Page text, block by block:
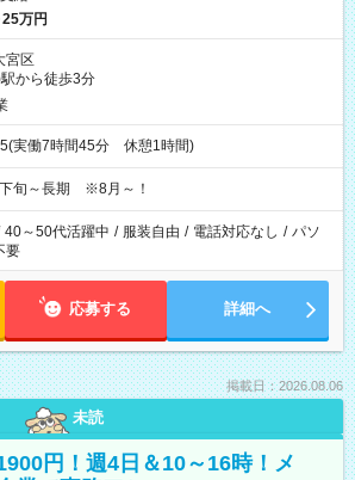
万円
宮区
から徒歩3分
実働7時間45分 休憩1時間)
旬～長期 ※8月～！
40～50代活躍中 / 服装自由 / 電話対応なし / パソ
要
応募する 詳細へ
掲載日：2026.08.06
未読
円！週4日＆10～16時！メ